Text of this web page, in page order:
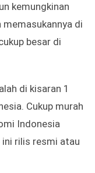
kemungkinan
di
besar di
di kisaran 1
Cukup murah
Indonesia
rilis resmi atau